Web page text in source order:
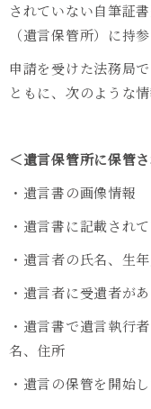
されていない自筆証
（遺言保管所）に持
申請を受けた法務局
ともに、次のような
＜遺言保管所に保管
・遺言書の画像情報
・遺言書に記載され
・遺言者の氏名、生
・遺言者に受遺者が
・遺言書で遺言執行
名、住所
・遺言の保管を開始